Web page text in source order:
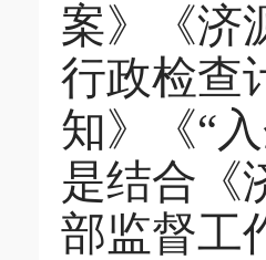
案》《济
行政检查
知》《“
是结合《
部监督工